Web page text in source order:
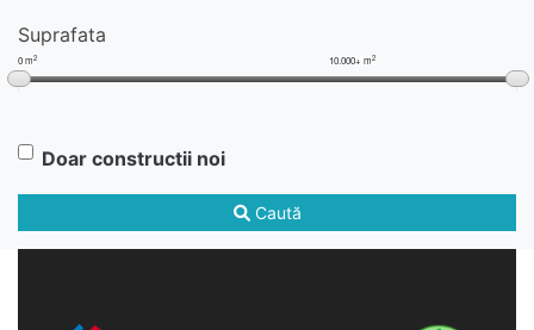
Suprafata
0 m2 10.000+ m2
Doar constructii noi
Caută